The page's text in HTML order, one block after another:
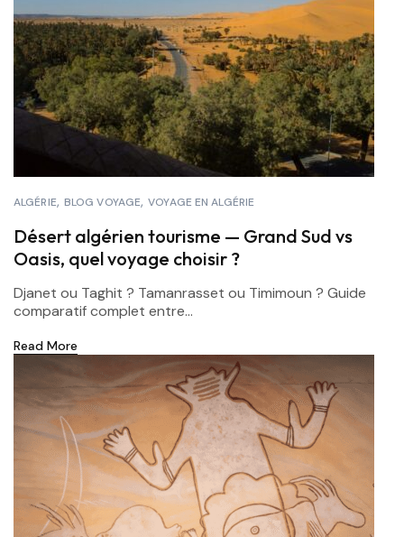
ALGÉRIE BLOG VOYAGE VOYAGE EN ALGÉRIE
Désert algérien tourisme — Grand Sud vs
Oasis, quel voyage choisir ?
Djanet ou Taghit ? Tamanrasset ou Timimoun ? Guide
comparatif complet entre...
Read More